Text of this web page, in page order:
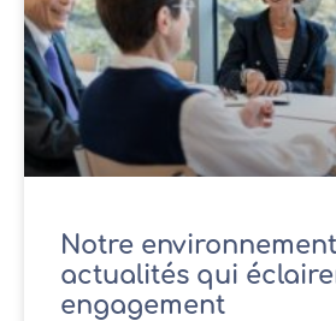
Notre
actualités qui
engagement